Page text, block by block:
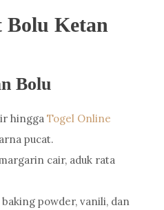
Bolu Ketan
Bolu
hingga Togel Online
pucat.
cair, aduk rata
powder, vanili, dan